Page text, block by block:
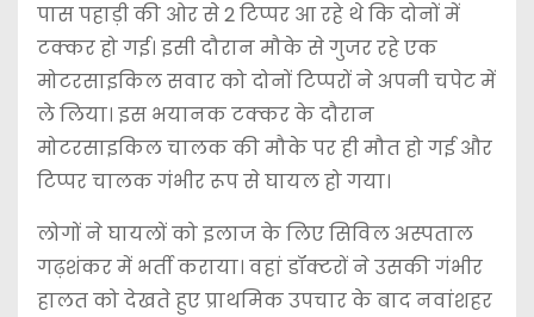
पास पहाड़ी की ओर से 2 टिप्पर आ रहे थे कि दोनों में
टक्कर हो गई। इसी दौरान मौके से गुजर रहे एक
मोटरसाइकिल सवार को दोनों टिप्परों ने अपनी चपेट में
ले लिया। इस भयानक टक्कर के दौरान
मोटरसाइकिल चालक की मौके पर ही मौत हो गई और
टिप्पर चालक गंभीर रूप से घायल हो गया।
लोगों ने घायलों को इलाज के लिए सिविल अस्पताल
गढ़शंकर में भर्ती कराया। वहां डॉक्टरों ने उसकी गंभीर
हालत को देखते हुए प्राथमिक उपचार के बाद नवांशहर